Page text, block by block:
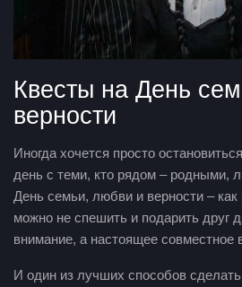
Квесты на День
верности
Иногда хочется просто
день с теми, кто рядом – родными,
День семьи, любви и верности – как
можно не спешить и подарить друг
внимание, а настоящее совместное
И один из лучших способов